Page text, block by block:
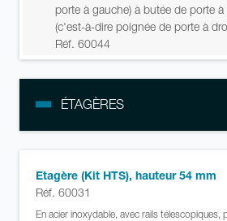
porte à gauche) à butée de porte
(c'est-à-dire poignée de porte à
Réf. 60044
ÉTAGÈRES
Etagère (Kit HTS), hauteur 54 mm
Réf. 60031
En acier inoxydable, avec rails télescopiques,